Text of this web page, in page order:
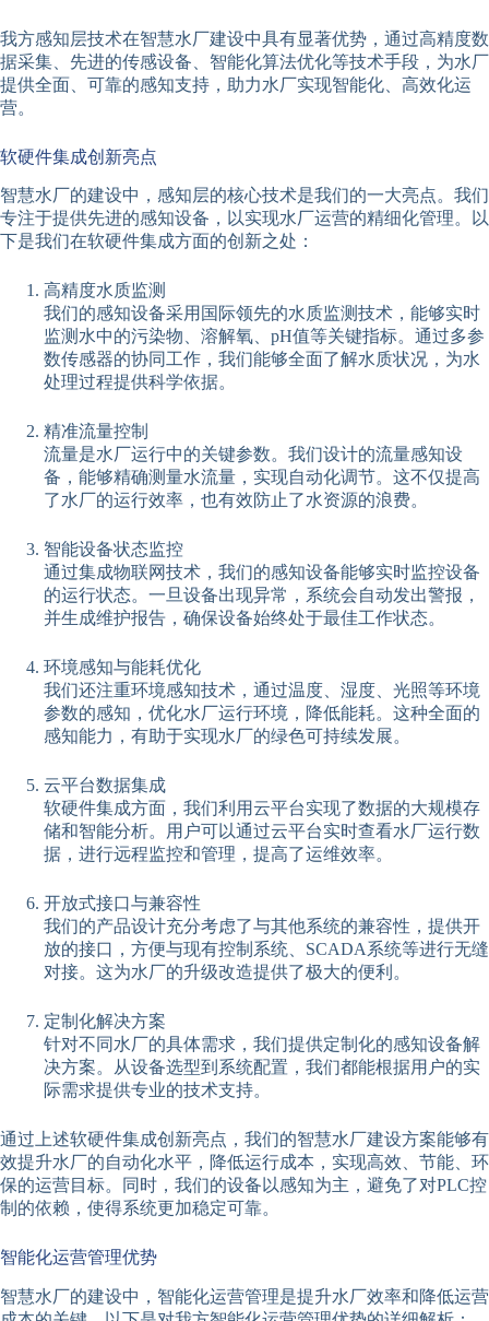
我方感知层技术在智慧水厂建设中具有显著优势，通过高精度数
据采集、先进的传感设备、智能化算法优化等技术手段，为水厂
提供全面、可靠的感知支持，助力水厂实现智能化、高效化运
营。
软硬件集成创新亮点
智慧水厂的建设中，感知层的核心技术是我们的一大亮点。我们
专注于提供先进的感知设备，以实现水厂运营的精细化管理。以
下是我们在软硬件集成方面的创新之处：
高精度水质监测
我们的感知设备采用国际领先的水质监测技术，能够实时
监测水中的污染物、溶解氧、pH值等关键指标。通过多参
数传感器的协同工作，我们能够全面了解水质状况，为水
处理过程提供科学依据。
精准流量控制
流量是水厂运行中的关键参数。我们设计的流量感知设
备，能够精确测量水流量，实现自动化调节。这不仅提高
了水厂的运行效率，也有效防止了水资源的浪费。
智能设备状态监控
通过集成物联网技术，我们的感知设备能够实时监控设备
的运行状态。一旦设备出现异常，系统会自动发出警报，
并生成维护报告，确保设备始终处于最佳工作状态。
环境感知与能耗优化
我们还注重环境感知技术，通过温度、湿度、光照等环境
参数的感知，优化水厂运行环境，降低能耗。这种全面的
感知能力，有助于实现水厂的绿色可持续发展。
云平台数据集成
软硬件集成方面，我们利用云平台实现了数据的大规模存
储和智能分析。用户可以通过云平台实时查看水厂运行数
据，进行远程监控和管理，提高了运维效率。
开放式接口与兼容性
我们的产品设计充分考虑了与其他系统的兼容性，提供开
放的接口，方便与现有控制系统、SCADA系统等进行无缝
对接。这为水厂的升级改造提供了极大的便利。
定制化解决方案
针对不同水厂的具体需求，我们提供定制化的感知设备解
决方案。从设备选型到系统配置，我们都能根据用户的实
际需求提供专业的技术支持。
通过上述软硬件集成创新亮点，我们的智慧水厂建设方案能够有
效提升水厂的自动化水平，降低运行成本，实现高效、节能、环
保的运营目标。同时，我们的设备以感知为主，避免了对PLC控
制的依赖，使得系统更加稳定可靠。
智能化运营管理优势
智慧水厂的建设中，智能化运营管理是提升水厂效率和降低运营